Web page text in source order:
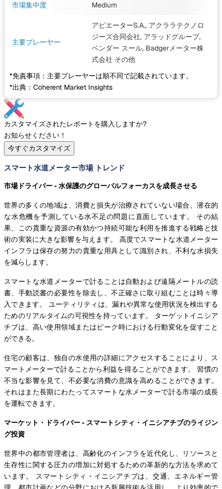
市場集中度 Medium
主要プレーヤー
アピエーターS.A., アクララテクノロ
ジーズ合同会社, アラッドグループ,
ベンダー スール, Badgerメーター株
式会社 その他
*免責事項：主要プレーヤーは順不同で記載されています。
*出典：Coherent Market Insights
カスタマイズされたレポートを購入しますか?
お知らせください！
今すぐカスタマイズ
スマート水道メーター市場 トレンド
市場ドライバー - 水保護のグローバルフォーカスを成長させる
世界の多くの地域は、消費と損失が治療されていない場合、潜在的
な水危機を予測している水不足の問題に直面しています。 その結
果、この貴重な資源の有効かつ持続可能な利用を推進する戦略と技
術の実装に大きな影響を与えます。 高度でスマートな水道メーター
インフラは保存の努力の貴重な用具として識別され、不利な水損失
を減らします。
スマートな水道メーターで計ることは自動および遠隔メートルの読
書、手動読書の必要性を除去し、不正確さに取り組むことは時々導
入できます。 ユーティリティは、漏れや異常な使用状況を検出する
ためのリアルタイムの可視性を持っています。 ターゲットイニシア
チブは、高い使用領域またはピーク時における行動変化を促すこと
ができる。
住宅の顧客は、独自の水使用の詳細にアクセスすることにより、ス
マートメーターで計ることから利益を得ることができます。 習慣の
不当な影響を見て、不必要な消費の意識を高めることができます。
それはまた長期にわたってスマートな水メーターで計る市場の成長
を運転できます。
マーケット・ドライバー - スマートシティ・イニシアチブのライジン
グ投資
世界中の都市管理者は、高齢化のインフラを近代化し、リソースと
生存性に関する圧力の増加に対処するための革新的な方法を求めて
います。 スマートシティ・イニシアチブは、交通、エネルギー管